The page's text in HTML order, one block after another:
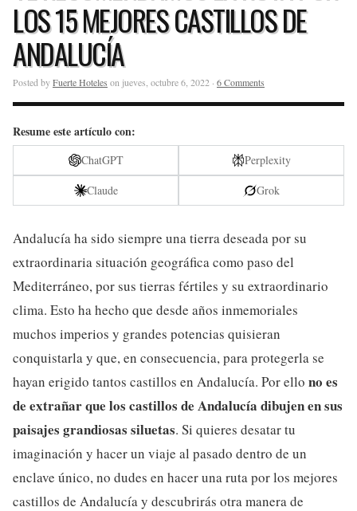
LOS 15 MEJORES CASTILLOS DE
ANDALUCÍA
Posted byFuerte Hoteles on jueves, octubre 6, 2022 · 6 Comments
Resume este artículo con:
ChatGPT
Perplexity
Claude
Grok
Andalucía ha sido siempre una tierra deseada por su
extraordinaria situación geográfica como paso del
Mediterráneo, por sus tierras fértiles y su extraordinario
clima. Esto ha hecho que desde años inmemoriales
muchos imperios y grandes potencias quisieran
conquistarla y que, en consecuencia, para protegerla se
hayan erigido tantos castillos en Andalucía. Por ello no es
de extrañar que los castillos de Andalucía dibujen en sus
paisajes grandiosas siluetas. Si quieres desatar tu
imaginación y hacer un viaje al pasado dentro de un
enclave único, no dudes en hacer una ruta por los mejores
castillos de Andalucía y descubrirás otra manera de